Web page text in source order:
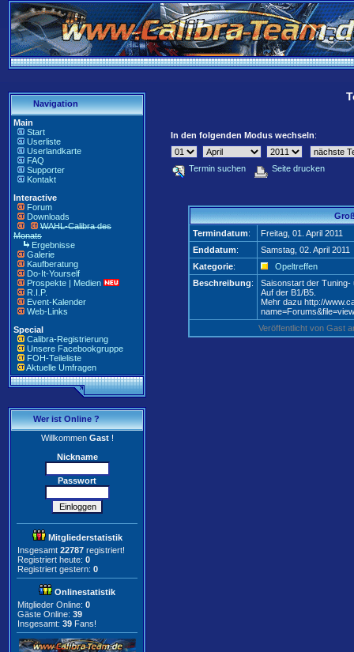
Navigation
Main
Start
Userliste
Userlandkarte
FAQ
Supporter
Kontakt
Interactive
Forum
Downloads
WAHL-Calibra des
Monats
Ergebnisse
Galerie
Kaufberatung
Do-It-Yourself
Prospekte | Medien
R.I.P.
Event-Kalender
Web-Links
Special
Calibra-Registrierung
Unsere Facebookgruppe
FOH-Teileliste
Aktuelle Umfragen
Wer ist Online ?
WillkommenGast!
Nickname
Passwort
Mitgliederstatistik
Insgesamt 22787 registriert!
Registriert heute: 0
Registriert gestern: 0
Onlinestatistik
Mitglieder Online: 0
Gäste Online: 39
Insgesamt: 39 Fans!
In den folgenden Modus wechseln:
Termin suchen Seite drucken
Termindatum:
Freitag, 01. April 2011
Enddatum:
Samstag, 02. April 2011
Kategorie:
Opeltreffen
Beschreibung:
Saisonstart der Tuning-
Auf der B1/B5.
Mehr dazu http://
Veröffentlicht von Gast